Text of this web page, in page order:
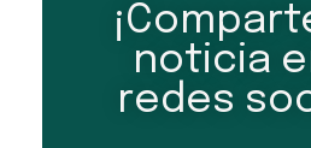
noticia
redes